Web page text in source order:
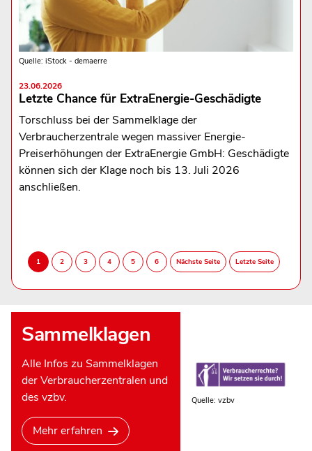
Quelle: iStock - demaerre
23.06.2026
Letzte Chance für ExtraEnergie-Geschädigte
Torschluss bei der Sammelklage der
Verbraucherzentrale wegen massiver Energie-
Preiserhöhungen der ExtraEnergie GmbH: Geschädigte
können sich der Klage noch bis 13. Juli 2026
anschließen.
Sammelklagen
Alle Infos zu Sammelklagen
der Verbraucherzentralen und
des vzbv.
Mehr erfahren
Quelle: vzbv